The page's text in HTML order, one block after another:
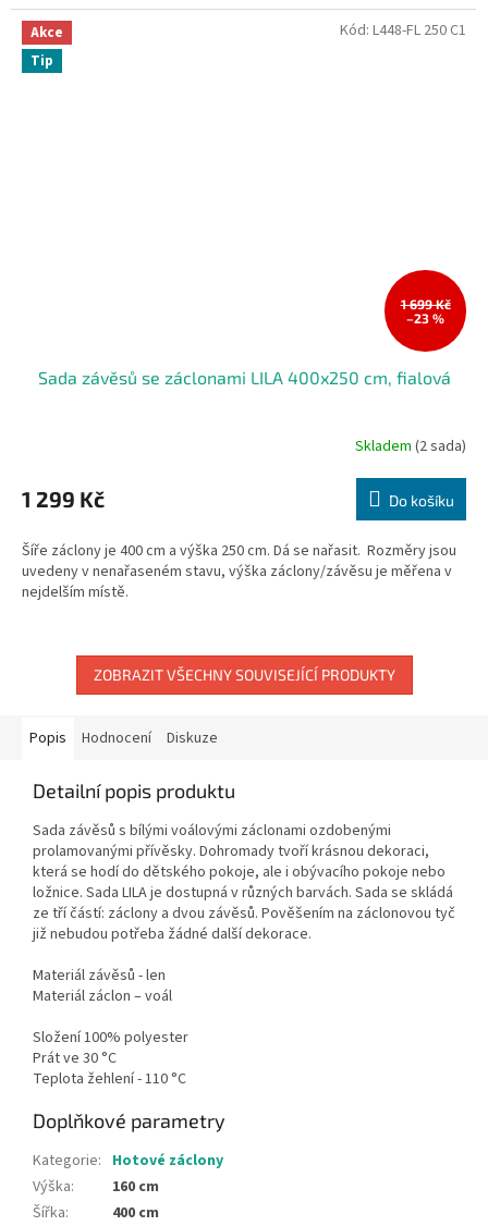
Akce
Tip
1 699 Kč
–23 %
Sada závěsů se záclonami LILA 400x250 cm, fialová
Skladem (2 sada)
1 299 Kč Do košíku
Šíře záclony je 400 cm a výška 250 cm. Dá se nařasit. Rozměry jsou
uvedeny v nenařaseném stavu, výška záclony/závěsu je měřena v
nejdelším místě.
Kód: L448-FL 250 C1
ZOBRAZIT VŠECHNY SOUVISEJÍCÍ PRODUKTY
Popis Hodnocení Diskuze
Detailní popis produktu
Sada závěsů s bílými voálovými záclonami ozdobenými
prolamovanými přívěsky. Dohromady tvoří krásnou dekoraci,
která se hodí do dětského pokoje, ale i obývacího pokoje nebo
ložnice. Sada LILA je dostupná v různých barvách. Sada se skládá
ze tří částí: záclony a dvou závěsů. Pověšením na záclonovou tyč
již nebudou potřeba žádné další dekorace.
Materiál závěsů - len
Materiál záclon – voál
Složení 100% polyester
Prát ve 30 °C
Teplota žehlení - 110 °C
Doplňkové parametry
Kategorie: Hotové záclony
Výška:
160 cm
Šířka:
400 cm